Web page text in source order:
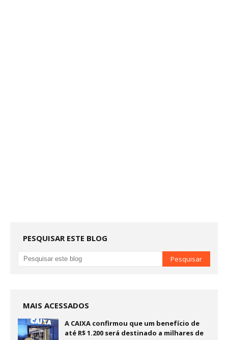
PESQUISAR ESTE BLOG
MAIS ACESSADOS
A CAIXA confirmou que um benefício de
até R$ 1.200 será destinado a milhares de